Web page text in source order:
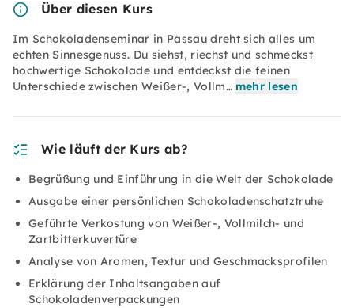
Über diesen Kurs
Im Schokoladenseminar in Passau dreht sich alles um
echten Sinnesgenuss. Du siehst, riechst und schmeckst
hochwertige Schokolade und entdeckst die feinen
Unterschiede zwischen Weißer-, Vollm… mehr lesen
Wie läuft der Kurs ab?
Begrüßung und Einführung in die Welt der Schokolade
Ausgabe einer persönlichen Schokoladenschatztruhe
Geführte Verkostung von Weißer-, Vollmilch- und
Zartbitterkuvertüre
Analyse von Aromen, Textur und Geschmacksprofilen
Erklärung der Inhaltsangaben auf
Schokoladenverpackungen